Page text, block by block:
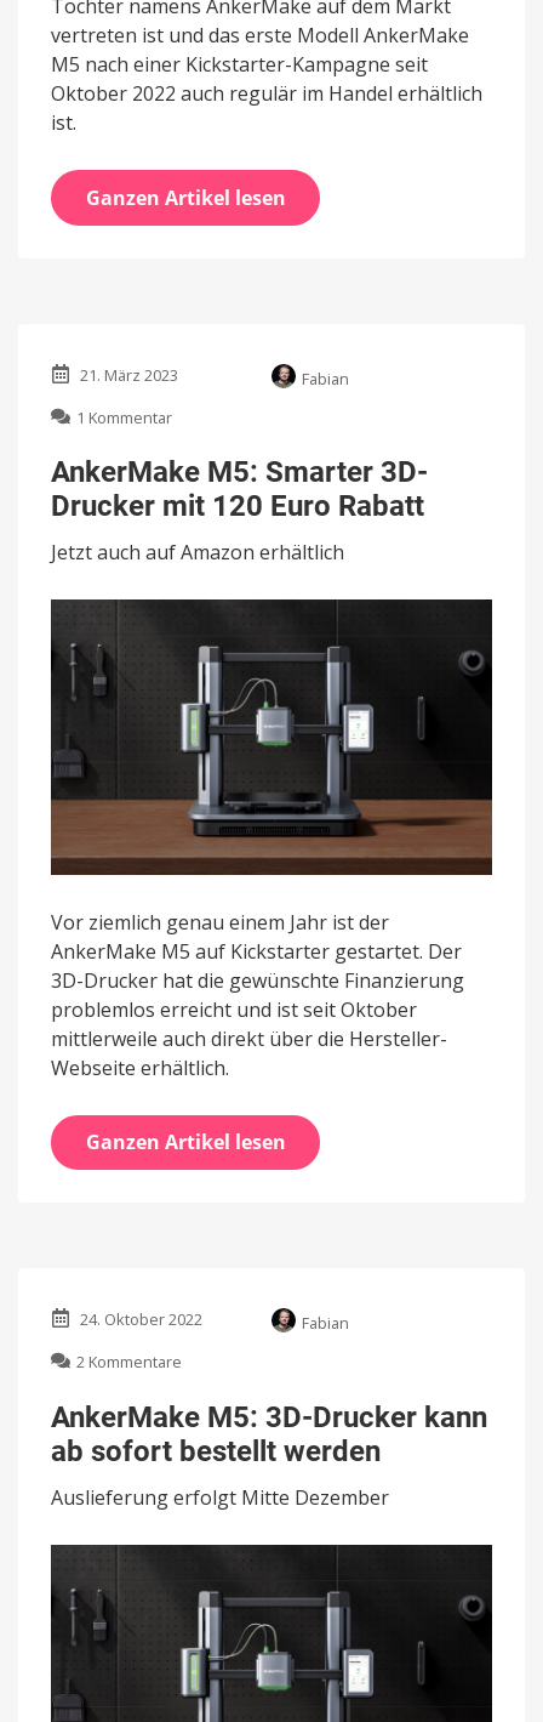
Tochter namens AnkerMake auf dem Markt
vertreten ist und das erste Modell AnkerMake
M5 nach einer Kickstarter-Kampagne seit
Oktober 2022 auch regulär im Handel erhältlich
ist.
Ganzen Artikel lesen
21. März 2023
Fabian
1 Kommentar
M5:
Smarter
3D-
mit
Euro
AnkerMake M5: Smarter 3D-
Drucker mit 120 Euro Rabatt
Jetzt auch auf Amazon erhältlich
Vor ziemlich genau einem Jahr ist der
AnkerMake M5 auf Kickstarter gestartet. Der
3D-Drucker hat die gewünschte Finanzierung
problemlos erreicht und ist seit Oktober
mittlerweile auch direkt über die Hersteller-
Webseite erhältlich.
Ganzen Artikel lesen
24. Oktober 2022
Fabian
2 Kommentare
M5:
3D-
Drucker
ab
bestellt
AnkerMake M5: 3D-Drucker kann
ab sofort bestellt werden
Auslieferung erfolgt Mitte Dezember